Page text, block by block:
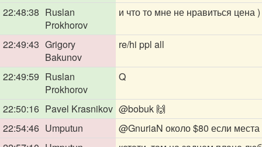
22:48:38 Ruslan
Prokhorov
и что то мне не нравиться
22:49:43 Grigory
Bakunov
re/hi ppl all
22:49:59 Ruslan
Prokhorov
Q
22:50:16 Pavel Krasnikov @bobuk 🙌
22:54:46 Umputun @GnuriaN около $80 если места